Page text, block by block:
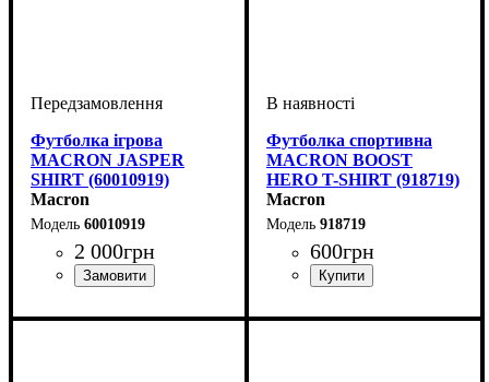
Футболка ігрова
MACRON JASPER
SHIRT (60010919)
Macron
60010919
2 000грн
Футболка спортивна
MACRON BOOST
HERO T-SHIRT (918719)
Macron
918719
600грн
Чоловічий